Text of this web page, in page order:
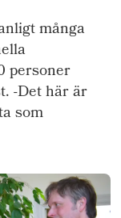
många
personer
-Det här är
som